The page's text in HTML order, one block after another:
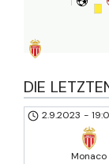
DIE
2.9.2023 -
Monaco